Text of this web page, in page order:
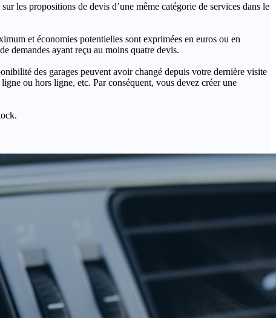
les propositions de devis d’une même catégorie de services dans le
et économies potentielles sont exprimées en euros ou en
demandes ayant reçu au moins quatre devis.
des garages peuvent avoir changé depuis votre dernière visite
ou hors ligne, etc. Par conséquent, vous devez créer une